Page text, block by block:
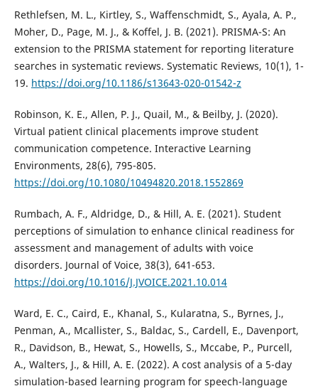
Rethlefsen, M. L., Kirtley, S., Waffenschmidt, S., Ayala, A. P.,
Moher, D., Page, M. J., & Koffel, J. B. (2021). PRISMA-S: An
extension to the PRISMA statement for reporting literature
searches in systematic reviews. Systematic Reviews, 10(1), 1-
19. https://doi.org/10.1186/s13643-020-01542-z
Robinson, K. E., Allen, P. J., Quail, M., & Beilby, J. (2020).
Virtual patient clinical placements improve student
communication competence. Interactive Learning
Environments, 28(6), 795-805.
https://doi.org/10.1080/10494820.2018.1552869
Rumbach, A. F., Aldridge, D., & Hill, A. E. (2021). Student
perceptions of simulation to enhance clinical readiness for
assessment and management of adults with voice
disorders. Journal of Voice, 38(3), 641-653.
https://doi.org/10.1016/J.JVOICE.2021.10.014
Ward, E. C., Caird, E., Khanal, S., Kularatna, S., Byrnes, J.,
Penman, A., Mcallister, S., Baldac, S., Cardell, E., Davenport,
R., Davidson, B., Hewat, S., Howells, S., Mccabe, P., Purcell,
A., Walters, J., & Hill, A. E. (2022). A cost analysis of a 5-day
simulation-based learning program for speech-language